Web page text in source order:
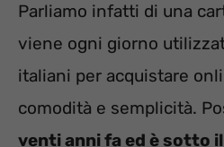
Parliamo infatti di una
viene ogni giorno
italiani per acquistare
comodità e semplicità.
venti anni fa ed è sotto